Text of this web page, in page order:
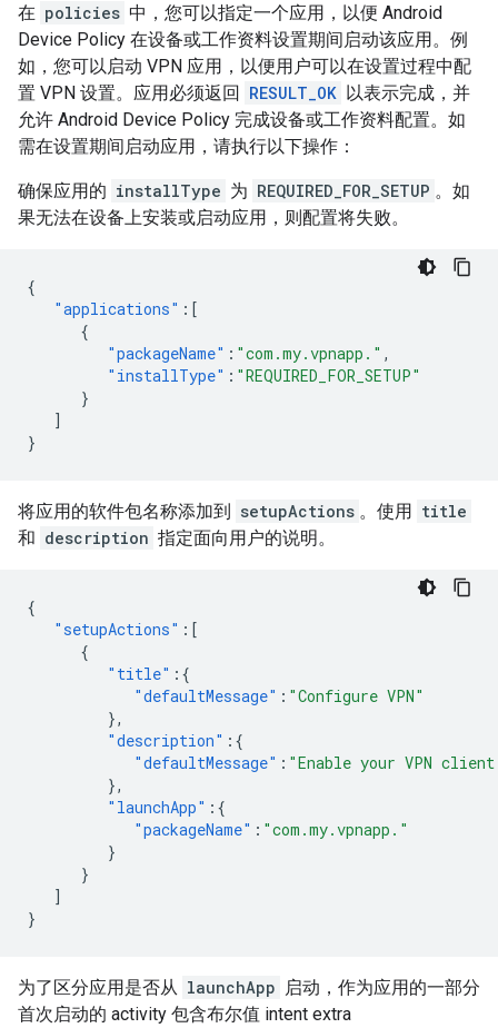
在 policies 中，您可以指定一个应用，以便 Android
Device Policy 在设备或工作资料设置期间启动该应用。例
如，您可以启动 VPN 应用，以便用户可以在设置过程中配
置 VPN 设置。应用必须返回 RESULT_OK 以表示完成，并
允许 Android Device Policy 完成设备或工作资料配置。如
需在设置期间启动应用，请执行以下操作：
确保应用的 installType 为 REQUIRED_FOR_SETUP 。如
果无法在设备上安装或启动应用，则配置将失败。
{
"applications" :[
{
"packageName" : "com.my.vpnapp." ,
"installType" : "REQUIRED_FOR_SETUP"
}
]
}
将应用的软件包名称添加到 setupActions 。使用 title
和 description 指定面向用户的说明。
{
"setupActions" :[
{
"title" :{
"defaultMessage" : "Configure VPN"
},
"description" :{
"defaultMessage" : "Enable your VPN
},
"launchApp" :{
"packageName" : "com.my.vpnapp."
}
}
]
}
为了区分应用是否从 launchApp 启动，作为应用的一部分
首次启动的 activity 包含布尔值 intent extra